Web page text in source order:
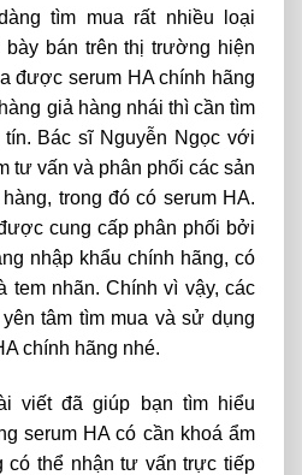
tìm mua rất nhiều loại
bán trên thị trường hiện
được serum HA chính hãng
giả hàng nhái thì cần tìm
Bác sĩ Nguyễn Ngọc với
tư vấn và phân phối các sản
trong đó có serum HA.
cung cấp phân phối bởi
nhập khẩu chính hãng, có
tem nhãn. Chính vì vậy, các
tâm tìm mua và sử dụng
chính hãng nhé.
viết đã giúp bạn tìm hiểu
serum HA có cần khoá ẩm
có thể nhận tư vấn trực tiếp